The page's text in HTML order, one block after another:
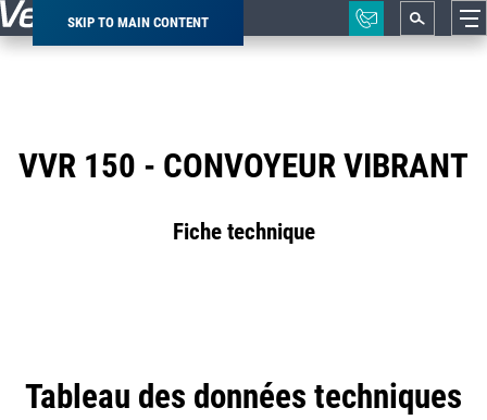
SKIP TO MAIN CONTENT
Breadcrumb
VVR 150 - CONVOYEUR VIBRANT
Fiche technique
Tableau des données techniques